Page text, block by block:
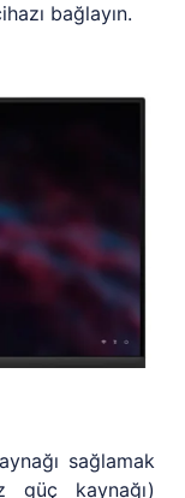
bağlayın.
sağlamak
güç kaynağı)